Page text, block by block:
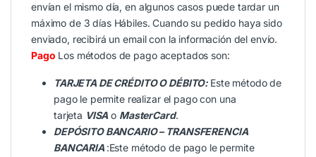
envían el mismo día, en algunos casos puede tardar un
máximo de 3 días Hábiles. Cuando su pedido haya sido
enviado, recibirá un email con la información del envío.
Pago Los métodos de pago aceptados son:
TARJETA DE CRÉDITO O DÉBITO: Este método de
pago le permite realizar el pago con una
tarjeta VISA o MasterCard.
DEPÓSITO BANCARIO – TRANSFERENCIA
BANCARIA :Este método de pago le permite